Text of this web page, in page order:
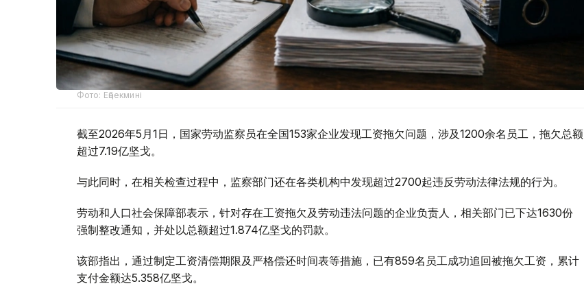
Фото: Еңбекмині
截至2026年5月1日，国家劳动监察员在全国153家企业发现工资拖欠问题，涉及1200余名员工，拖欠总额
超过7.19亿坚戈。
与此同时，在相关检查过程中，监察部门还在各类机构中发现超过2700起违反劳动法律法规的行为。
劳动和人口社会保障部表示，针对存在工资拖欠及劳动违法问题的企业负责人，相关部门已下达1630份
强制整改通知，并处以总额超过1.874亿坚戈的罚款。
该部指出，通过制定工资清偿期限及严格偿还时间表等措施，已有859名员工成功追回被拖欠工资，累计
支付金额达5.358亿坚戈。